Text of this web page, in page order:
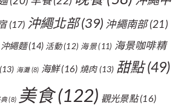
(17) 沖繩北部(39) 沖繩南部(21)
沖繩麵(14) 活動(12) 海景(11) 海景咖啡精
海灘(8) 海鮮(16) 燒肉(13) 甜點(49)
(8) 美食(122) 觀光景點(16)